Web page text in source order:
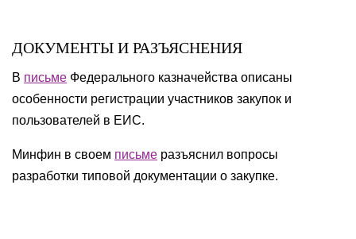
ДОКУМЕНТЫ И РАЗЪЯСНЕНИЯ
В письме Федерального казначейства описаны
особенности регистрации участников закупок и
пользователей в ЕИС.
Минфин в своем письме разъяснил вопросы
разработки типовой документации о закупке.